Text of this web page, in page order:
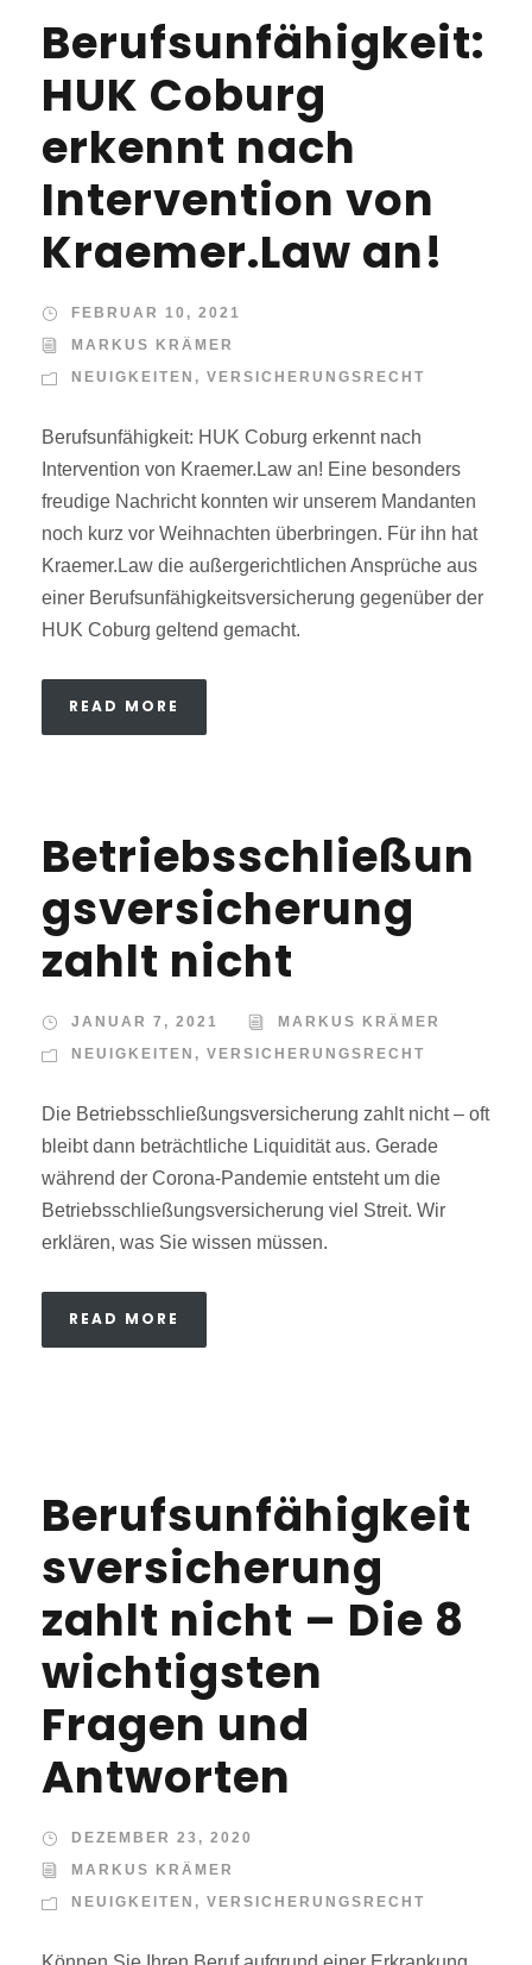
Berufsunfähigkeit:
HUK Coburg
erkennt nach
Intervention von
Kraemer.Law an!
FEBRUAR 10, 2021
MARKUS KRÄMER
NEUIGKEITEN , VERSICHERUNGSRECHT
Berufsunfähigkeit: HUK Coburg erkennt nach
Intervention von Kraemer.Law an! Eine besonders
freudige Nachricht konnten wir unserem Mandanten
noch kurz vor Weihnachten überbringen. Für ihn hat
Kraemer.Law die außergerichtlichen Ansprüche aus
einer Berufsunfähigkeitsversicherung gegenüber der
HUK Coburg geltend gemacht.
READ MORE
Betriebsschließun
gsversicherung
zahlt nicht
JANUAR 7, 2021
MARKUS KRÄMER
NEUIGKEITEN , VERSICHERUNGSRECHT
Die Betriebsschließungsversicherung zahlt nicht – oft
bleibt dann beträchtliche Liquidität aus. Gerade
während der Corona-Pandemie entsteht um die
Betriebsschließungsversicherung viel Streit. Wir
erklären, was Sie wissen müssen.
READ MORE
Berufsunfähigkeit
sversicherung
zahlt nicht – Die 8
wichtigsten
Fragen und
Antworten
DEZEMBER 23, 2020
MARKUS KRÄMER
NEUIGKEITEN , VERSICHERUNGSRECHT